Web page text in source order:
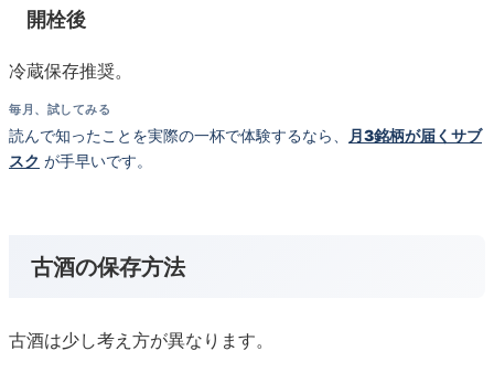
開栓後
冷蔵保存推奨。
毎月、試してみる
読んで知ったことを実際の一杯で体験するなら、
月3銘柄が届くサブ
スク が手早いです。
古酒の保存方法
古酒は少し考え方が異なります。